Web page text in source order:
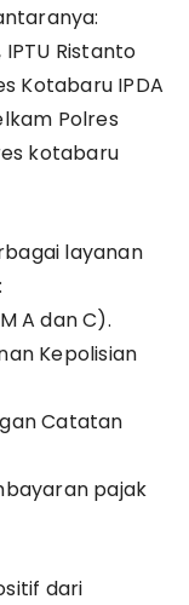
Ristanto
Kotabaru IPDA
Polres
kotabaru
layanan
A dan C).
Kepolisian
Catatan
pajak
dari